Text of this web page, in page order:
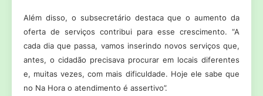
Além disso, o subsecretário destaca que o aumento da
oferta de serviços contribui para esse crescimento. “A
cada dia que passa, vamos inserindo novos serviços que,
antes, o cidadão precisava procurar em locais diferentes
e, muitas vezes, com mais dificuldade. Hoje ele sabe que
no Na Hora o atendimento é assertivo”.